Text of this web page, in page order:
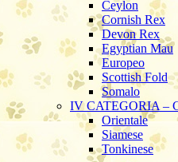
Ceylon
Cornish Rex
Devon Rex
Egyptian Mau
Europeo
Scottish Fold
Somalo
IV CATEGORIA –
Orientale
Siamese
Tonkinese